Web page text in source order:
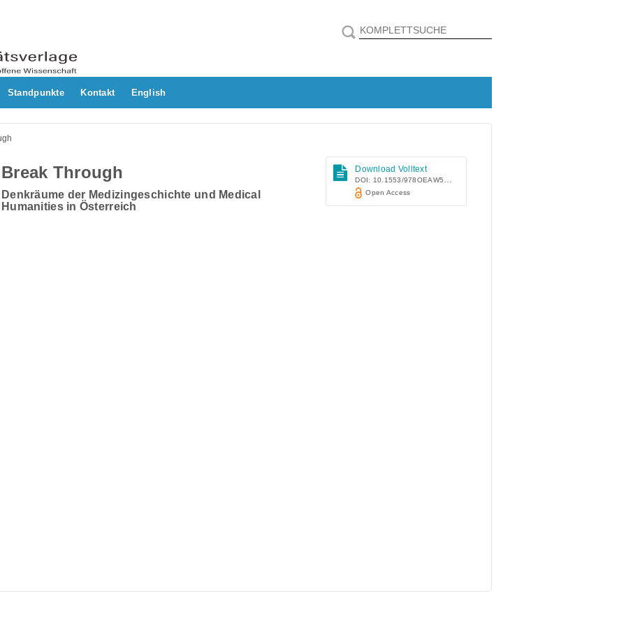
Standpunkte Kontakt English
Break Through
Denkräume der Medizingeschichte und Medical
Humanities in Österreich
Download Volltext
DOI: 10.1553/978OEAW52248
Open Access